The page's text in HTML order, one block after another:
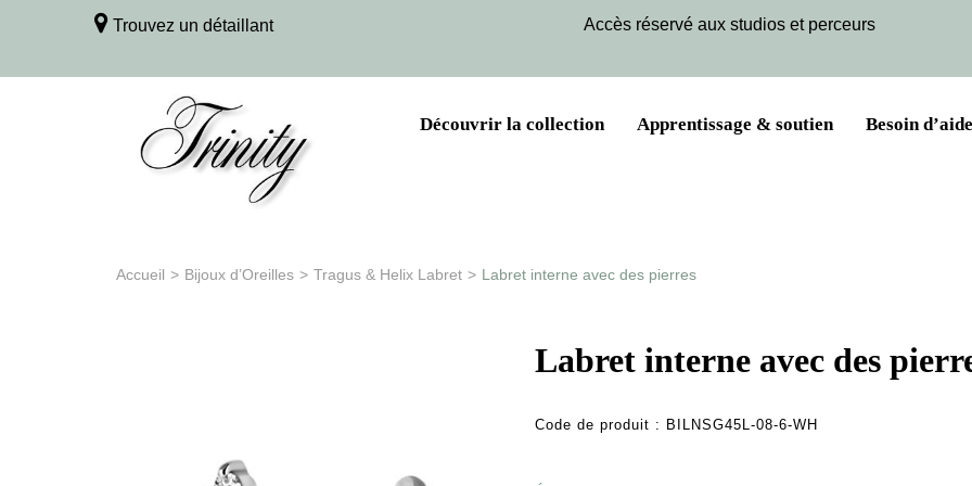
Trouvez un détaillant Accès réservé aux studios et perceurs
Découvrir la collection Apprentissage & soutien Besoin
Accueil > Bijoux d’Oreilles > Tragus & Helix Labret > Labret interne avec des pierres
Labret interne avec des
Code de produit : BILNSG45L-08-6-WH